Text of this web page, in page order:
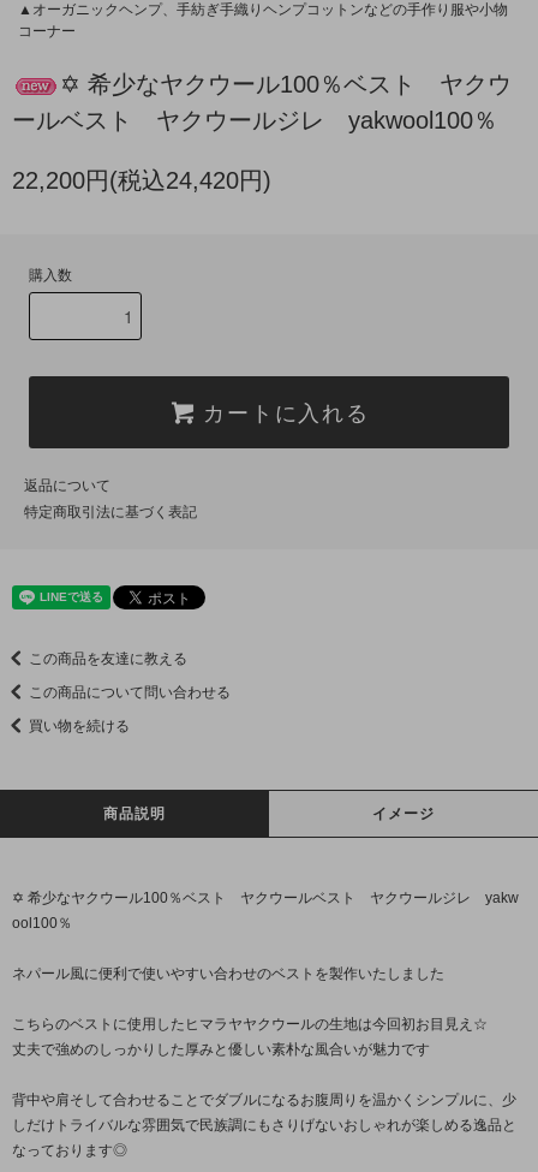
▲オーガニックヘンプ、手紡ぎ手織りヘンプコットンなどの手作り服や小物
コーナー
✡ 希少なヤクウール100％ベスト ヤクウ
ールベスト ヤクウールジレ yakwool100％
22,200円(税込24,420円)
購入数
カートに入れる
返品について
特定商取引法に基づく表記
この商品を友達に教える
この商品について問い合わせる
買い物を続ける
商品説明 イメージ
✡ 希少なヤクウール100％ベスト ヤクウールベスト ヤクウールジレ yakw
ool100％
ネパール風に便利で使いやすい合わせのベストを製作いたしました
こちらのベストに使用したヒマラヤヤクウールの生地は今回初お目見え☆
丈夫で強めのしっかりした厚みと優しい素朴な風合いが魅力です
背中や肩そして合わせることでダブルになるお腹周りを温かくシンプルに、少
しだけトライバルな雰囲気で民族調にもさりげないおしゃれが楽しめる逸品と
なっております◎